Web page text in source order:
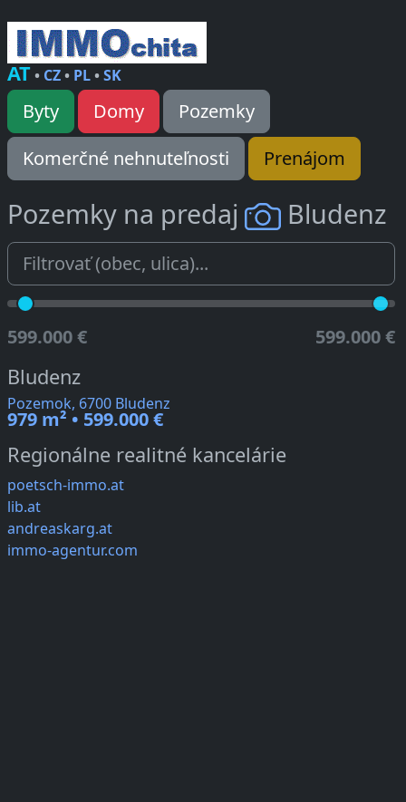
AT• CZ• PL•SK
Byty Domy
Pozemky
Komerčné nehnuteľnosti
Prenájom
Pozemky na predaj Bludenz
599.000 € 599.000 €
Bludenz
Pozemok, 6700 Bludenz
979 m² • 599.000 €
Regionálne realitné kancelárie
poetsch-immo.at
lib.at
andreaskarg.at
immo-agentur.com